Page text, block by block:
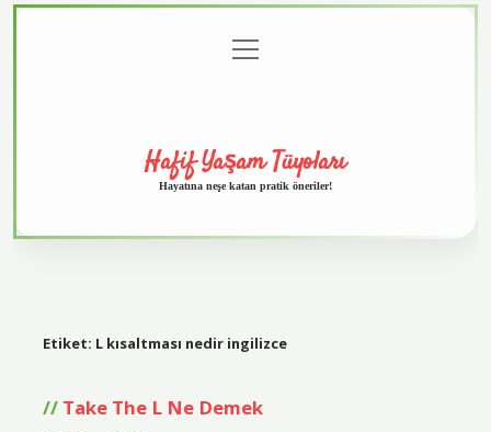
menüyü
aç
Hafif Yaşam Tüyoları
Hayatına neşe katan pratik öneriler!
Etiket: L kısaltması nedir ingilizce
Take The L Ne Demek